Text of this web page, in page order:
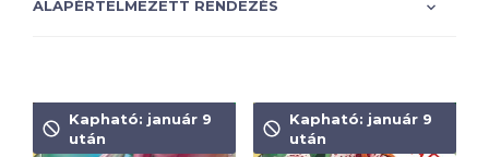
Kapható: január 9
után
Kapható: január 9
után